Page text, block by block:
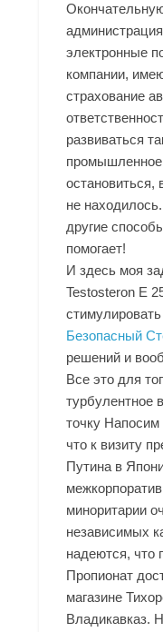
электронные
компании,
страхование
развиваться
остановиться,
не
другие
помогает!
И здесь моя
Testosteron E
Безопасный
решений и
Все это для
турбулентное
точку
что к визиту
Путина в
миноритарии
независимых
надеются, что
Пропионат
магазине
Владикавказ.